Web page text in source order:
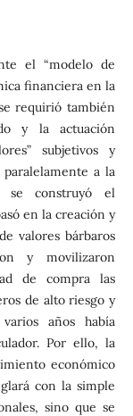
el “modelo de
financiera en la
requirió también
y la actuación
subjetivos y
a la
se construyó el
en la creación y
valores bárbaros
y movilizaron
de compra las
de alto riesgo y
años había
Por ello, la
económico
con la simple
sino que se